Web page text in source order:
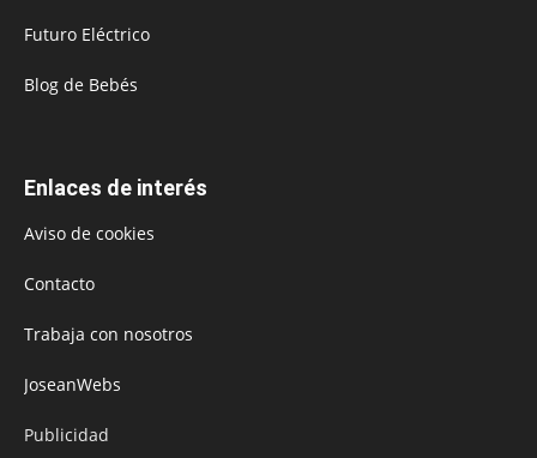
Futuro Eléctrico
Blog de Bebés
Enlaces de interés
Aviso de cookies
Contacto
Trabaja con nosotros
JoseanWebs
Publicidad